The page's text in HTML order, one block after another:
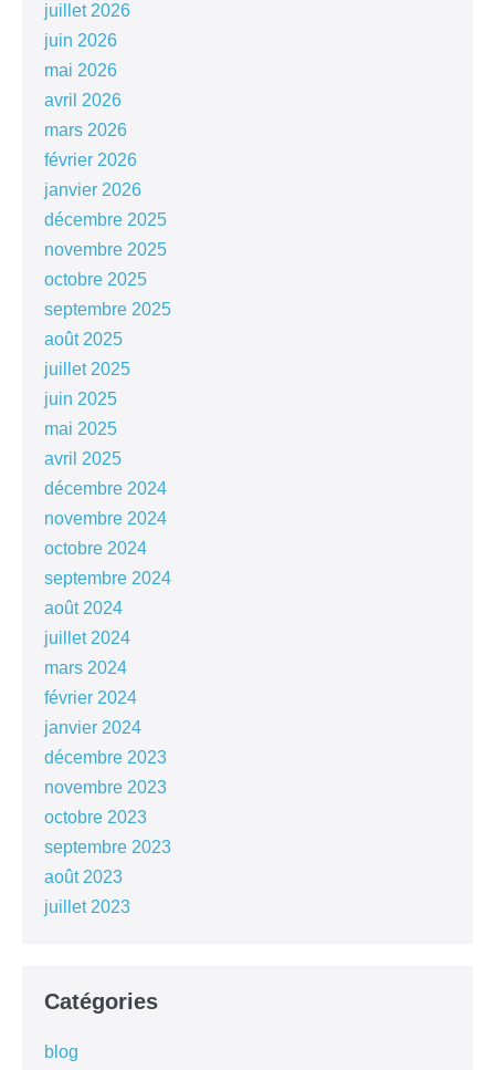
juillet 2026
juin 2026
mai 2026
avril 2026
mars 2026
février 2026
janvier 2026
décembre 2025
novembre 2025
octobre 2025
septembre 2025
août 2025
juillet 2025
juin 2025
mai 2025
avril 2025
décembre 2024
novembre 2024
octobre 2024
septembre 2024
août 2024
juillet 2024
mars 2024
février 2024
janvier 2024
décembre 2023
novembre 2023
octobre 2023
septembre 2023
août 2023
juillet 2023
Catégories
blog